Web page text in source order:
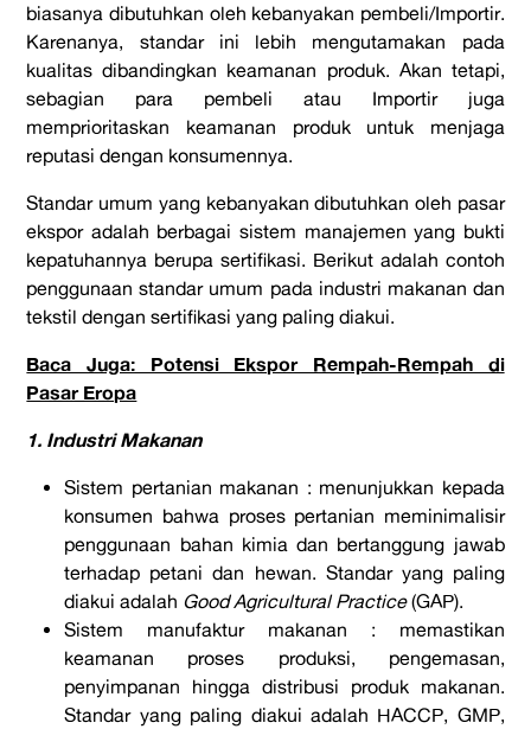
biasanya dibutuhkan oleh kebanyakan pembeli/Importir.
Karenanya, standar ini lebih mengutamakan pada
kualitas dibandingkan keamanan produk. Akan tetapi,
sebagian para pembeli atau Importir juga
memprioritaskan keamanan produk untuk menjaga
reputasi dengan konsumennya.
Standar umum yang kebanyakan dibutuhkan oleh pasar
ekspor adalah berbagai sistem manajemen yang bukti
kepatuhannya berupa sertifikasi. Berikut adalah contoh
penggunaan standar umum pada industri makanan dan
tekstil dengan sertifikasi yang paling diakui.
Baca Juga: Potensi Ekspor Rempah-Rempah di
Pasar Eropa
1. Industri Makanan
Sistem pertanian makanan : menunjukkan kepada
konsumen bahwa proses pertanian meminimalisir
penggunaan bahan kimia dan bertanggung jawab
terhadap petani dan hewan. Standar yang paling
diakui adalah Good Agricultural Practice(GAP).
Sistem manufaktur makanan : memastikan
keamanan proses produksi, pengemasan,
penyimpanan hingga distribusi produk makanan.
Standar yang paling diakui adalah HACCP, GMP,